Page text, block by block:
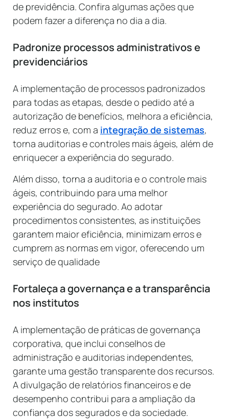
de previdência. Confira algumas ações que
podem fazer a diferença no dia a dia.
Padronize processos administrativos e
previdenciários
A implementação de processos padronizados
para todas as etapas, desde o pedido até a
autorização de benefícios, melhora a eficiência,
reduz erros e, com a integração de sistemas,
torna auditorias e controles mais ágeis, além de
enriquecer a experiência do segurado.
Além disso, torna a auditoria e o controle mais
ágeis, contribuindo para uma melhor
experiência do segurado. Ao adotar
procedimentos consistentes, as instituições
garantem maior eficiência, minimizam erros e
cumprem as normas em vigor, oferecendo um
serviço de qualidade
Fortaleça a governança e a transparência
nos institutos
A implementação de práticas de governança
corporativa, que inclui conselhos de
administração e auditorias independentes,
garante uma gestão transparente dos recursos.
A divulgação de relatórios financeiros e de
desempenho contribui para a ampliação da
confiança dos segurados e da sociedade.